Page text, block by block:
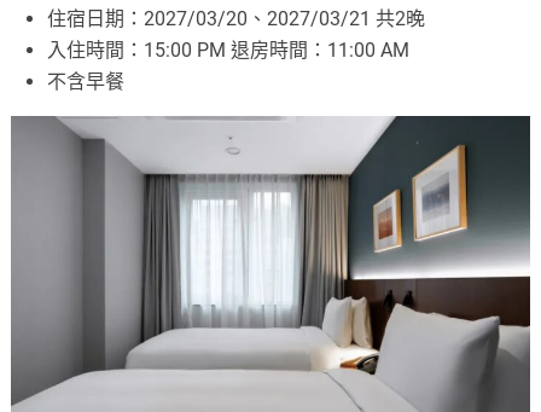
住宿日期：2027/03/20、2027/03/21 共2晚
入住時間：15:00 PM 退房時間：11:00 AM
不含早餐